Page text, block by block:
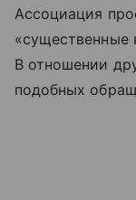
Ассоциация
«существенные
В отношении
подобных